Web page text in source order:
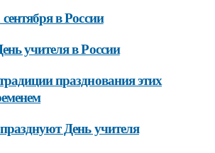
в России
учителя в России
празднования этих
День учителя